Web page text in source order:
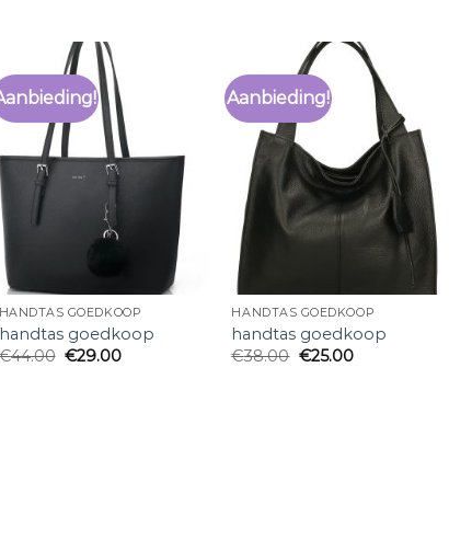
HANDTAS GOEDKOOP
handtas goedkoop
44.00 €29.00
Aanbieding!
HANDTAS GOEDKOOP
handtas goedkoop
€38.00 €25.00